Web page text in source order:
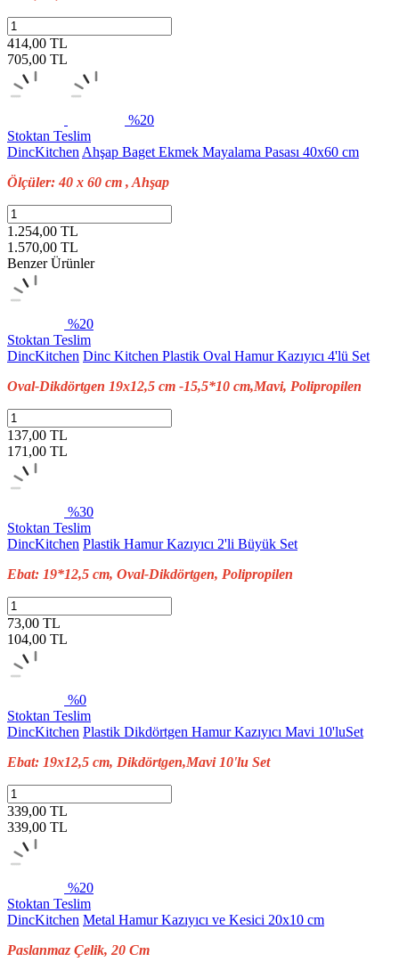
414,00 TL
705,00 TL
%20
Stoktan Teslim
DincKitchen Ahşap Baget Ekmek Mayalama Pasası 40x60 cm
Ölçüler: 40 x 60 cm , Ahşap
1.254,00 TL
1.570,00 TL
Benzer Ürünler
%20
Stoktan Teslim
DincKitchen Dinc Kitchen Plastik Oval Hamur Kazıyıcı 4'lü Set
Oval-Dikdörtgen 19x12,5 cm -15,5*10 cm,Mavi, Polipropilen
137,00 TL
171,00 TL
%30
Stoktan Teslim
DincKitchen Plastik Hamur Kazıyıcı 2'li Büyük Set
Ebat: 19*12,5 cm, Oval-Dikdörtgen, Polipropilen
73,00 TL
104,00 TL
%0
Stoktan Teslim
DincKitchen Plastik Dikdörtgen Hamur Kazıyıcı Mavi 10'luSet
Ebat: 19x12,5 cm, Dikdörtgen,Mavi 10'lu Set
339,00 TL
339,00 TL
%20
Stoktan Teslim
DincKitchen Metal Hamur Kazıyıcı ve Kesici 20x10 cm
Paslanmaz Çelik, 20 Cm